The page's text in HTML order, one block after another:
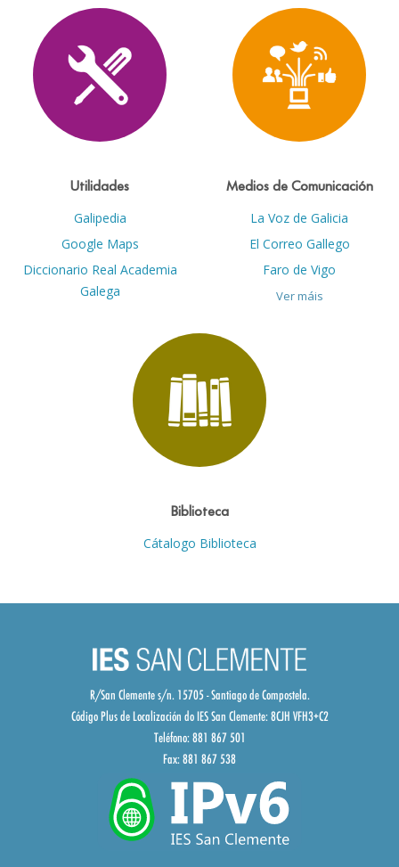
Utilidades
Galipedia
Google Maps
Diccionario Real Academia
Galega
Medios de Comunicación
La Voz de Galicia
El Correo Gallego
Faro de Vigo
Ver máis
Biblioteca
Cátalogo Biblioteca
R/San Clemente s/n. 15705 - Santiago de Compostela.
Código Plus de Localización do IES San Clemente:8CJH VFH3+C2
Teléfono: 881 867 501
Fax: 881 867 538